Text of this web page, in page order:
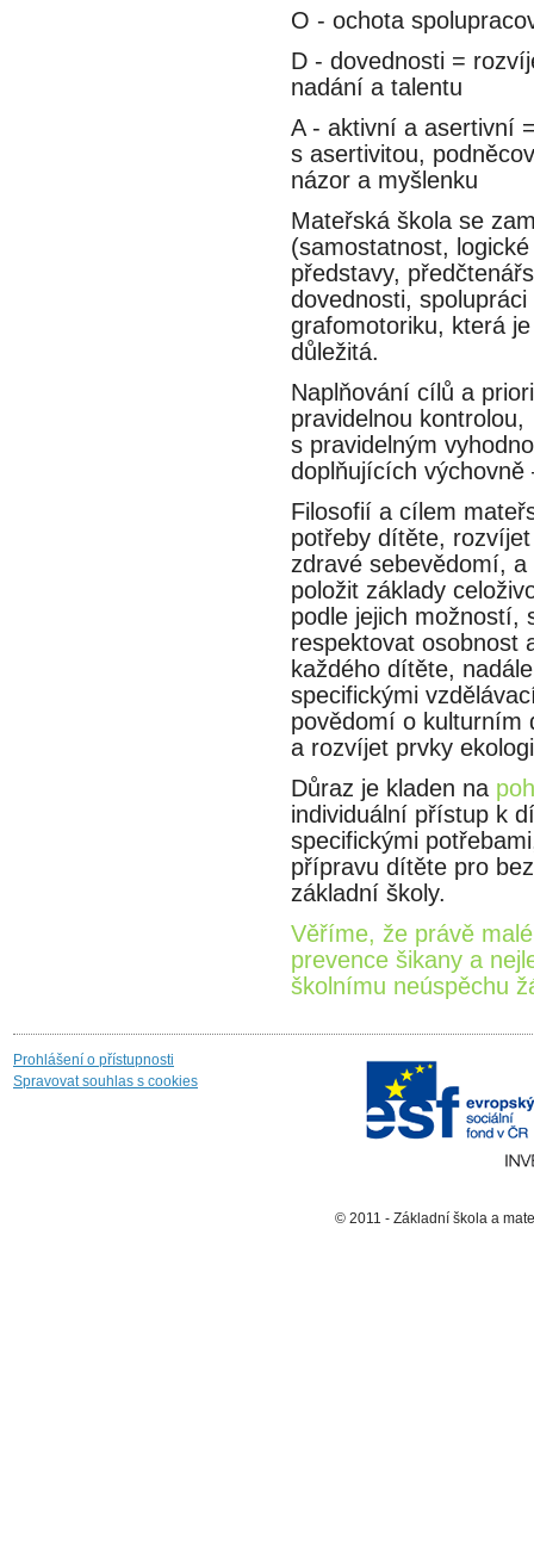
O - ochota
D - dovednosti =
nadání a talentu
A - aktivní a asertivní
s asertivitou,
názor a myšlenku
Mateřská škola se
(samostatnost,
představy,
dovednosti,
grafomotoriku, která
důležitá.
Naplňování cílů a
pravidelnou kontrolou,
s pravidelným
doplňujících
Filosofií a cílem
potřeby dítěte,
zdravé sebevědomí,
položit základy
podle jejich možností,
respektovat osobnost
každého dítěte,
specifickými
povědomí o kulturním
a rozvíjet prvky
Důraz je kladen na
individuální přístup k
specifickými
přípravu dítěte pro
základní školy.
Věříme, že právě
prevence šikany a
školnímu neúspěchu
Prohlášení o přístupnosti
Spravovat souhlas s cookies
© 2011 - Základní škola a